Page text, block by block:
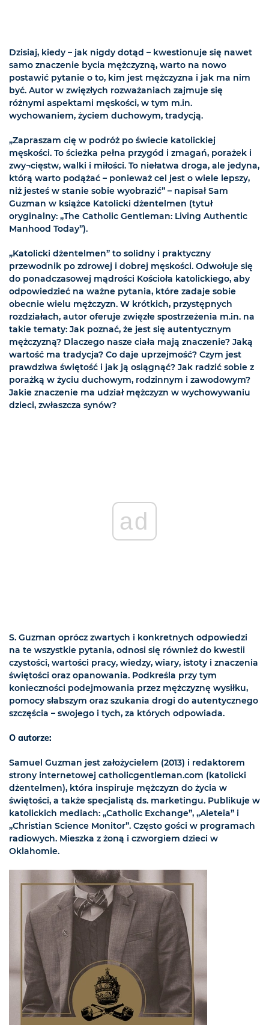
Dzisiaj, kiedy – jak nigdy dotąd – kwestionuje się nawet
samo znaczenie bycia mężczyzną, warto na nowo
postawić pytanie o to, kim jest mężczyzna i jak ma nim
być. Autor w zwięzłych rozważaniach zajmuje się
różnymi aspektami męskości, w tym m.in.
wychowaniem, życiem duchowym, tradycją.
„Zapraszam cię w podróż po świecie katolickiej
męskości. To ścieżka pełna przygód i zmagań, porażek i
zwy¬cięstw, walki i miłości. To niełatwa droga, ale jedyna,
którą warto podążać – ponieważ cel jest o wiele lepszy,
niż jesteś w stanie sobie wyobrazić” – napisał Sam
Guzman w książce Katolicki dżentelmen (tytuł
oryginalny: „The Catholic Gentleman: Living Authentic
Manhood Today”).
„Katolicki dżentelmen” to solidny i praktyczny
przewodnik po zdrowej i dobrej męskości. Odwołuje się
do ponadczasowej mądrości Kościoła katolickiego, aby
odpowiedzieć na ważne pytania, które zadaje sobie
obecnie wielu mężczyzn. W krótkich, przystępnych
rozdziałach, autor oferuje zwięzłe spostrzeżenia m.in. na
takie tematy: Jak poznać, że jest się autentycznym
mężczyzną? Dlaczego nasze ciała mają znaczenie? Jaką
wartość ma tradycja? Co daje uprzejmość? Czym jest
prawdziwa świętość i jak ją osiągnąć? Jak radzić sobie z
porażką w życiu duchowym, rodzinnym i zawodowym?
Jakie znaczenie ma udział mężczyzn w wychowywaniu
dzieci, zwłaszcza synów?
ad
S. Guzman oprócz zwartych i konkretnych odpowiedzi
na te wszystkie pytania, odnosi się również do kwestii
czystości, wartości pracy, wiedzy, wiary, istoty i znaczenia
świętości oraz opanowania. Podkreśla przy tym
konieczności podejmowania przez mężczyznę wysiłku,
pomocy słabszym oraz szukania drogi do autentycznego
szczęścia – swojego i tych, za których odpowiada.
O autorze:
Samuel Guzman jest założycielem (2013) i redaktorem
strony internetowej catholicgentleman.com (katolicki
dżentelmen), która inspiruje mężczyzn do życia w
świętości, a także specjalistą ds. marketingu. Publikuje w
katolickich mediach: „Catholic Exchange”, „Aleteia” i
„Christian Science Monitor”. Często gości w programach
radiowych. Mieszka z żoną i czworgiem dzieci w
Oklahomie.